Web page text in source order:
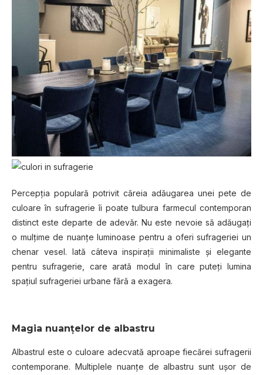
Percepţia populară potrivit căreia adăugarea unei pete de
culoare în sufragerie îi poate tulbura farmecul contemporan
distinct este departe de adevăr. Nu este nevoie să adăugaţi
o mulţime de nuanţe luminoase pentru a oferi sufrageriei un
chenar vesel. Iată câteva inspiraţii minimaliste şi elegante
pentru sufragerie, care arată modul în care puteţi lumina
spaţiul sufrageriei urbane fără a exagera.
Magia nuanţelor de albastru
Albastrul este o culoare adecvată aproape fiecărei sufragerii
contemporane. Multiplele nuanţe de albastru sunt uşor de